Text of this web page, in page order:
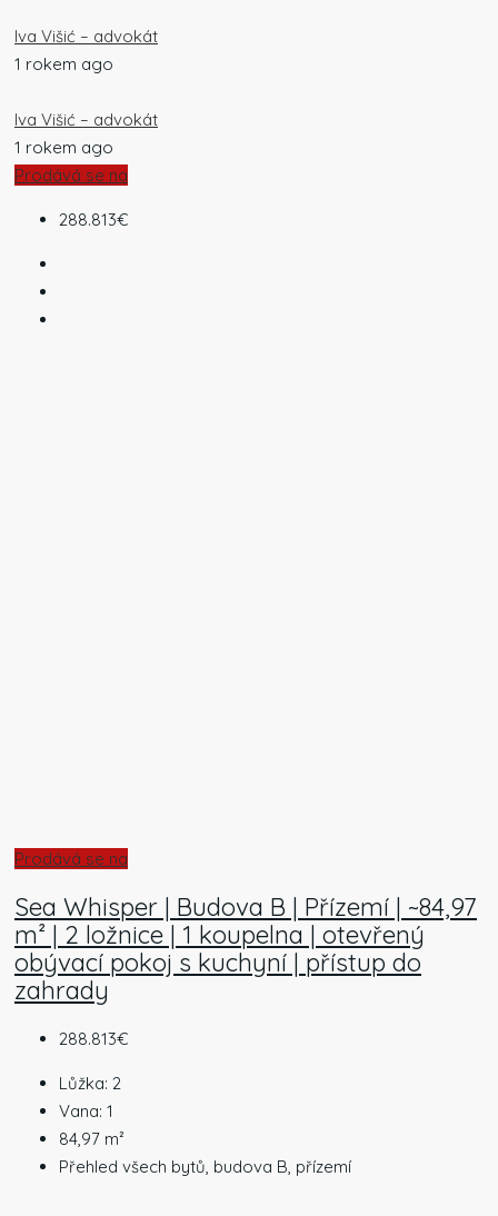
Iva Višić – advokát
1 rokem ago
Iva Višić – advokát
1 rokem ago
Prodává se na
288.813€
Prodává se na
Sea Whisper | Budova B | Přízemí | ~84,97
m² | 2 ložnice | 1 koupelna | otevřený
obývací pokoj s kuchyní | přístup do
zahrady
288.813€
Lůžka: 2
Vana: 1
84,97 m²
Přehled všech bytů, budova B, přízemí